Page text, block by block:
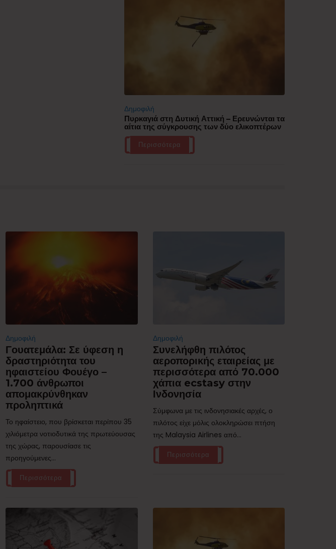
Δημοφιλή
Πυρκαγιά στη Δυτική Αττική – Ερευνώνται τα
αίτια της σύγκρουσης των δύο ελικοπτέρων
Περισσότερα
Δημοφιλή
Γουατεμάλα: Σε ύφεση η
δραστηριότητα του
ηφαιστείου Φουέγο –
1.700 άνθρωποι
απομακρύνθηκαν
προληπτικά
Το ηφαίστειο, που βρίσκεται περίπου 35
χιλιόμετρα νοτιοδυτικά της πρωτεύουσας
της χώρας, παρουσίασε τις
προηγούμενες...
Περισσότερα
Δημοφιλή
Συνελήφθη πιλότος
αεροπορικής εταιρείας με
περισσότερα από 70.000
χάπια ecstasy στην
Ινδονησία
Σύμφωνα με τις ινδονησιακές αρχές, ο
πιλότος είχε μόλις ολοκληρώσει πτήση
της Malaysia Airlines από...
Περισσότερα